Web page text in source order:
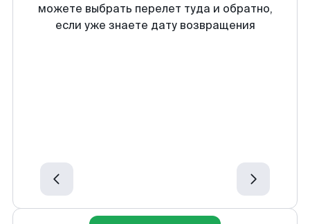
можете выбрать перелет туда и обратно,
если уже знаете дату возвращения